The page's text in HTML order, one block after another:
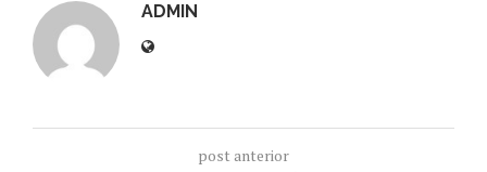
ADMIN
post anterior